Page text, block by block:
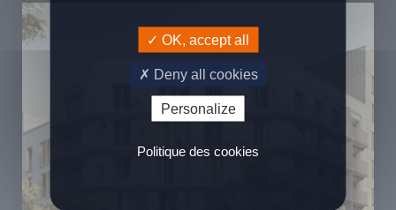
OK, accept all
Deny all cookies
Personalize
Politique des cookies